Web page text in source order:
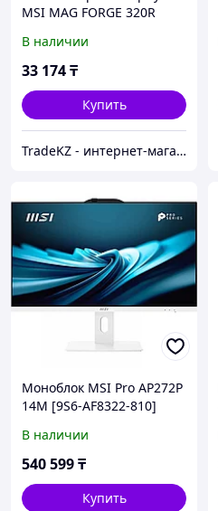
MSI MAG FORGE 320R
ITX 2x3.5", 3x2.5", 2xUSB
3.2 Type-A
В наличии
33 174₸
Купить
TradeKZ - интернет-магазин
Моноблок MSI Pro AP272P
14M [9S6-AF8322-810]
i3, 14100, 3.5, 16 Гб, 512 Гб
В наличии
540 599₸
Купить